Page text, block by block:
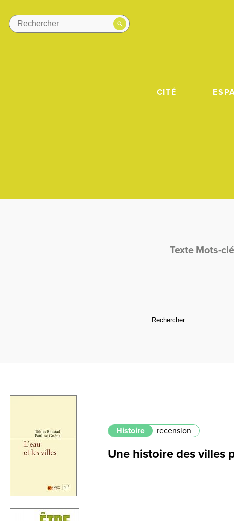
CITÉ
Texte Mots-
Histoire recension
Une histoire des villes